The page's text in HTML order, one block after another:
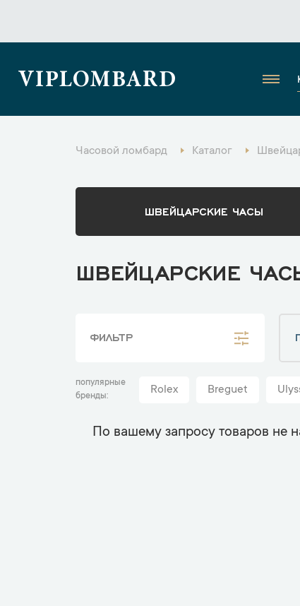
VIPLOMBARD
Часовой ломбард Каталог
ШВЕЙЦАРСКИЕ ЧАСЫ
ШВЕЙЦАРСКИЕ
ФИЛЬТР
популярные
бренды
Rolex Breguet
По вашему запросу товаров не